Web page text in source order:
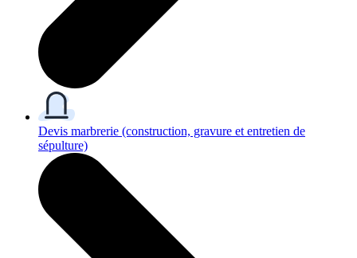
Devis marbrerie (construction, gravure et entretien de
sépulture)